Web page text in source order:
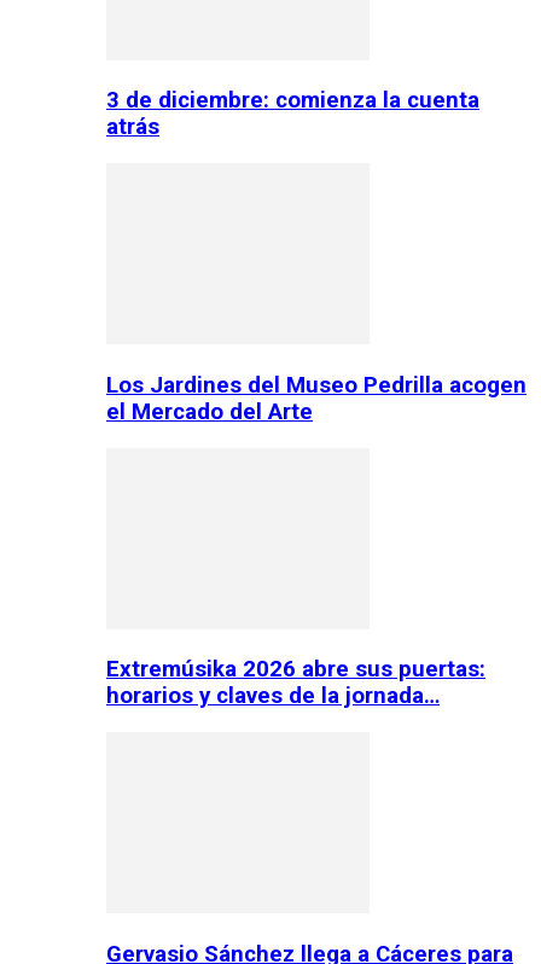
3 de diciembre: comienza la cuenta
atrás
Los Jardines del Museo Pedrilla acogen
el Mercado del Arte
Extremúsika 2026 abre sus puertas:
horarios y claves de la jornada…
Gervasio Sánchez llega a Cáceres para